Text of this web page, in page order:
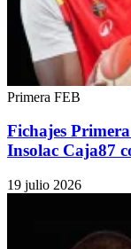
Primera FEB
Fichajes
Insolac Caja87
19 julio 2026